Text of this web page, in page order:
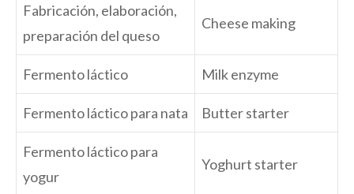
Fabricación, elaboración,
preparación del queso
Cheese making
Fermento láctico Milk enzyme
Fermento láctico para nata Butter starter
Fermento láctico para
yogur
Yoghurt starter